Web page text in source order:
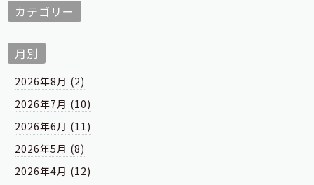
カテゴリー
月別
2026年8月 (2)
2026年7月 (10)
2026年6月 (11)
2026年5月 (8)
2026年4月 (12)